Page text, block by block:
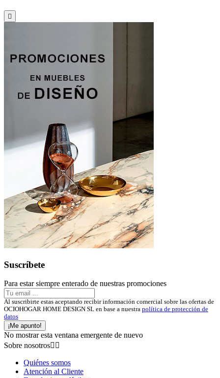

Suscríbete
Para estar siempre enterado de nuestras promociones
Al suscribirte estas aceptando recibir información comercial sobre las ofertas de
OCIOHOGAR HOME DESIGN SL en base a nuestra política de protección de
datos
¡Me apunto!
No mostrar esta ventana emergente de nuevo
Sobre nosotros 
Quiénes somos
Atención al Cliente